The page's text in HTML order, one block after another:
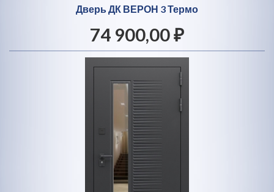
Дверь ДК ВЕРОН 3 Термо
74 900,00 ₽